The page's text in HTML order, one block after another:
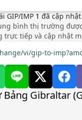
GIP/IMP 1 đã cập nhật
bình thị trường
trực tiếp và cập nhật
vi/gip-to-
Bảng Gibraltar